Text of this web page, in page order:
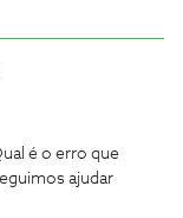
é o erro que
ajudar